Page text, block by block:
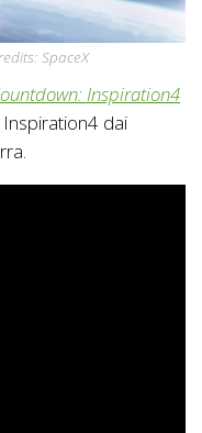
SpaceX
Inspiration4
dai